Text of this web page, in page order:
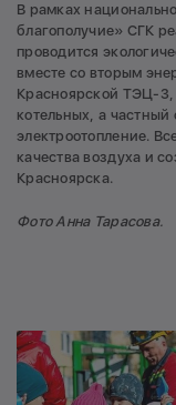
В рамках
благополучие» СГК
проводится
вместе со вторым
Красноярской ТЭЦ-3,
котельных, а частный
электроотопление.
качества воздуха и
Красноярска.
Фото Анна Тарасова.